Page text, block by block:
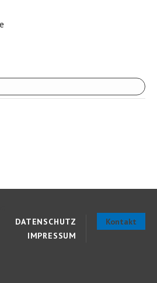
DATENSCHUTZ
IMPRESSUM
Kontakt